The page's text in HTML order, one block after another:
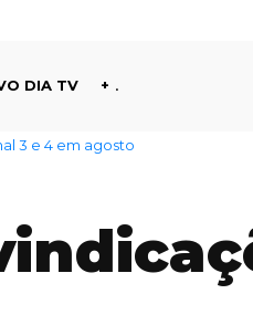
DIA TV +
inadimplência cai